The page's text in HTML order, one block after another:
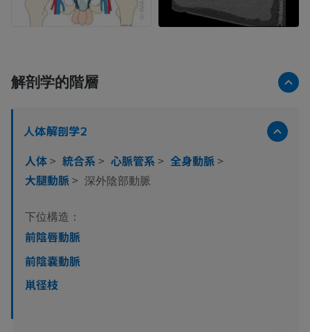
解剖学的階層
人体解剖学2
人体> 統合系> 心脈管系> 全身動脈>
大腿動脈> 深外陰部動脈
下位構造：
前陰唇動脈
前陰嚢動脈
鼡径枝